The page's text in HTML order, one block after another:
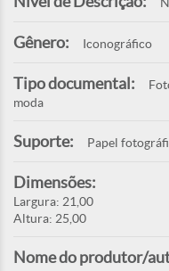
Gênero: Iconográfico
Tipo documental:
moda
Suporte: Papel
Dimensões:
Largura: 21,00
Altura: 25,00
Nome do produtor/